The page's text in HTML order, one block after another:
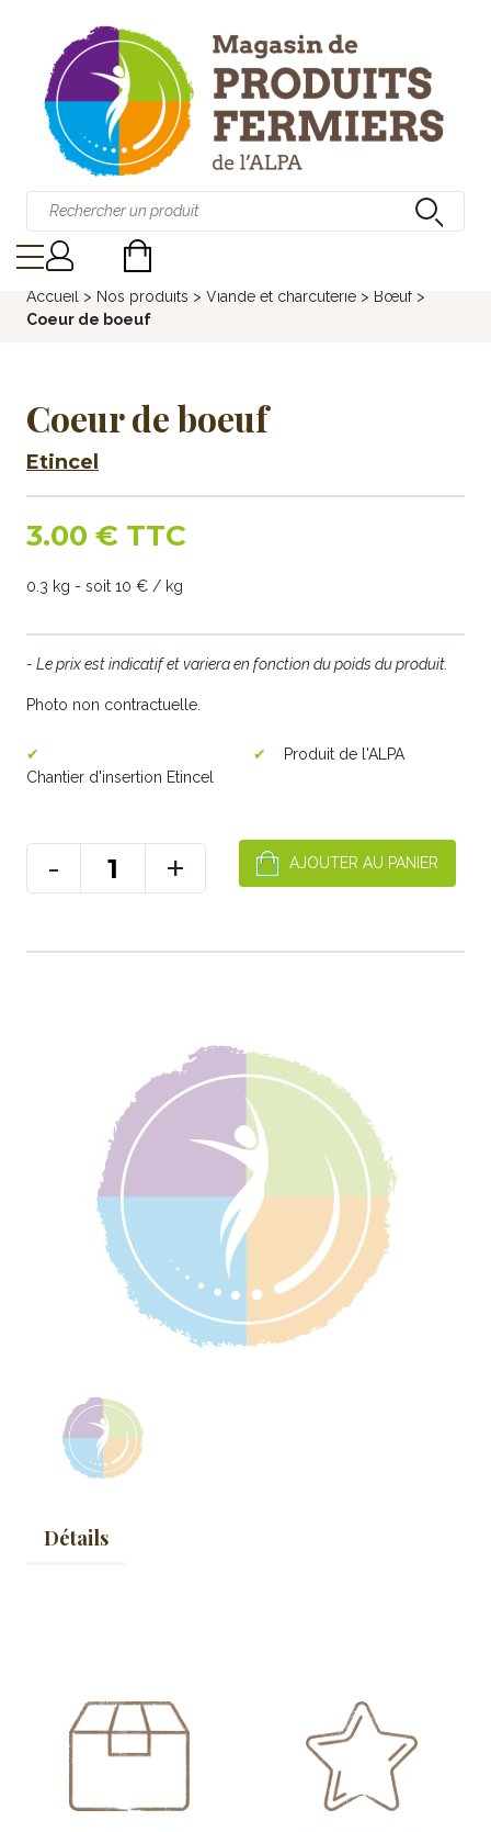
Accueil > Nos produits > Viande et charcuterie > Bœuf>
Coeur de boeuf
Coeur de boeuf
Etincel
3.00 € TTC
0.3 kg - soit 10 € / kg
- Le prix est indicatif et variera en fonction du poids du produit.
Photo non contractuelle.
Chantier d'insertion Etincel
Produit de l'ALPA
- + AJOUTER AU PANIER
Détails